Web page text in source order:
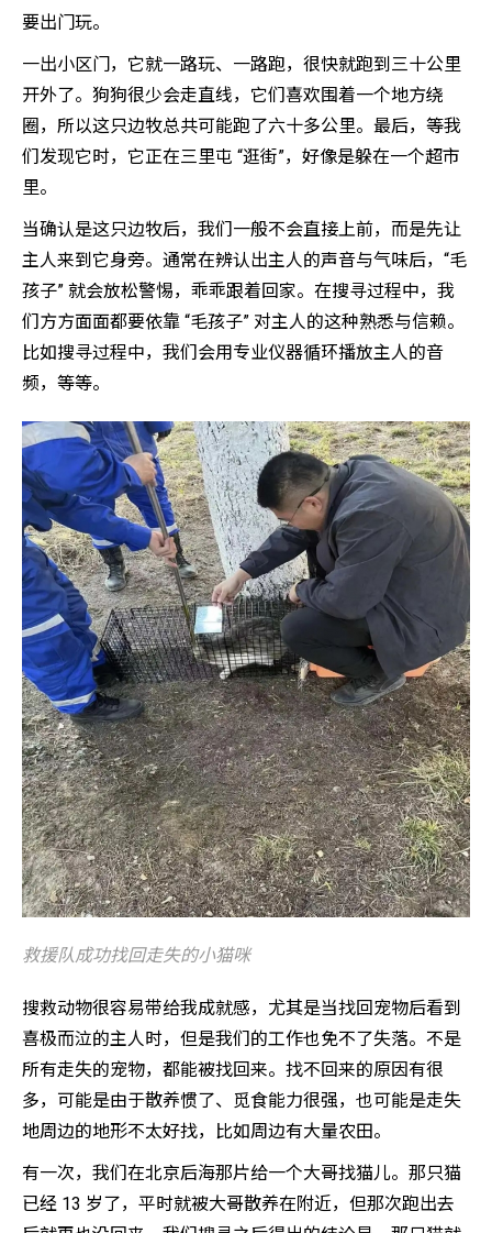
要出门玩。
一出小区门，它就一路玩、一路跑，很快就跑到三十公里
开外了。狗狗很少会走直线，它们喜欢围着一个地方绕
圈，所以这只边牧总共可能跑了六十多公里。最后，等我
们发现它时，它正在三里屯 “逛街”，好像是躲在一个超市
里。
当确认是这只边牧后，我们一般不会直接上前，而是先让
主人来到它身旁。通常在辨认出主人的声音与气味后，“毛
孩子” 就会放松警惕，乖乖跟着回家。在搜寻过程中，我
们方方面面都要依靠 “毛孩子” 对主人的这种熟悉与信赖。
比如搜寻过程中，我们会用专业仪器循环播放主人的音
频，等等。
救援队成功找回走失的小猫咪
搜救动物很容易带给我成就感，尤其是当找回宠物后看到
喜极而泣的主人时，但是我们的工作也免不了失落。不是
所有走失的宠物，都能被找回来。找不回来的原因有很
多，可能是由于散养惯了、觅食能力很强，也可能是走失
地周边的地形不太好找，比如周边有大量农田。
有一次，我们在北京后海那片给一个大哥找猫儿。那只猫
已经 13 岁了，平时就被大哥散养在附近，但那次跑出去